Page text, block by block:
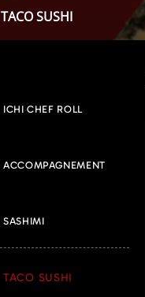
TACO SUSHI
ICHI CHEF ROLL
ACCOMPAGNEMENT
SASHIMI
TACO SUSHI